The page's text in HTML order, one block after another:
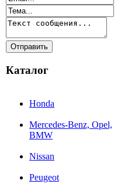
Каталог
Honda
Mercedes-Benz, Opel,
BMW
Nissan
Peugeot